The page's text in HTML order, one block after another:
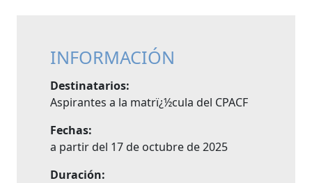
INFORMACIÓN
Destinatarios:
Aspirantes a la matrï¿½cula del CPACF
Fechas:
a partir del 17 de octubre de 2025
Duración: